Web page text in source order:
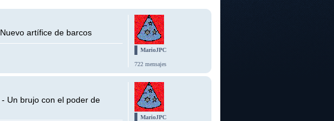
MarioJPC
722 mensajes
Nuevo artífice de barcos
MarioJPC
- Un brujo con el poder de